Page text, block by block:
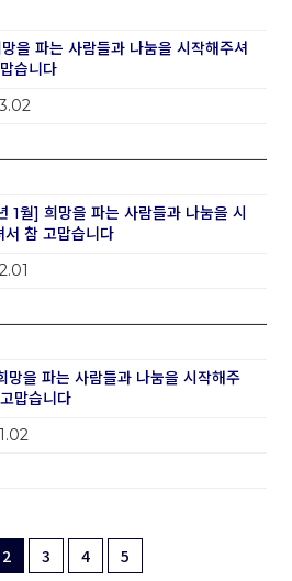
을 파는 사람들과 나눔을 시작해주셔
습니다
1월] 희망을 파는 사람들과 나눔을 시
서 참 고맙습니다
망을 파는 사람들과 나눔을 시작해주
맙습니다
2 3 4 5